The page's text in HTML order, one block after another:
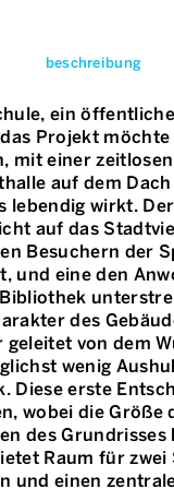
beschreibung
ein
Projekt möchte
mit einer
auf dem
lebendig wirkt.
auf das
Besuchern der
und eine den
des
geleitet von dem
wenig
Diese erste
wobei die
des Grundrisses
Raum für zwei
und einen